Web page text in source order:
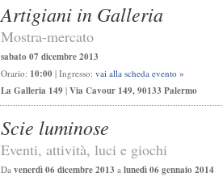
Artigiani in Galleria
Mostra-mercato
sabato 07 dicembre 2013
Orario: 10:00 | Ingresso: vai alla scheda evento »
La Galleria 149 | Via Cavour 149, 90133 Palermo
Scie luminose
Eventi, attività, luci e giochi
Da venerdì 06 dicembre 2013 a lunedì 06 gennaio 2014